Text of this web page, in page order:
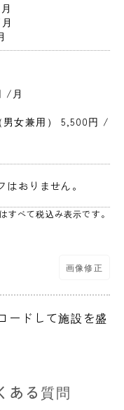
/月
女兼用） 5,500円 /
はおりません。
すべて税込み表示です。
画像修正
ードして施設を盛
ある質問